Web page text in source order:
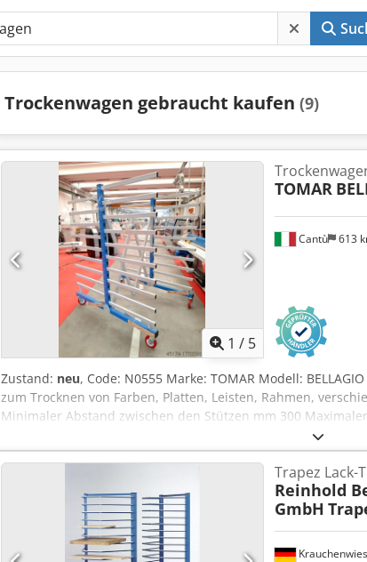
Trockenwagen gebraucht kaufen (9)
1 / 5
Cantù 613
TOMAR
Zustand: neu, Code: N0555 Marke: TOMAR Modell:
zum Trocknen von Farben, Platten, Leisten, Rahmen,
Minimaler Abstand zwischen den Stützen mm 300
Länge der Arme pro Seite mm 780 Nutzbarer Abstand
Pvc-Beschichtung Tragfähigkeit kg 300 N° 4 Schwenkräder
Handgriff für die Handhabung Gesamtabmessungen:
Wagen max. Öffnung mm 1650 x 3000 x 1900 h
1900 h Gewicht kg 115
Krauchenwies
Trapez Lack-
Reinhold
GmbH